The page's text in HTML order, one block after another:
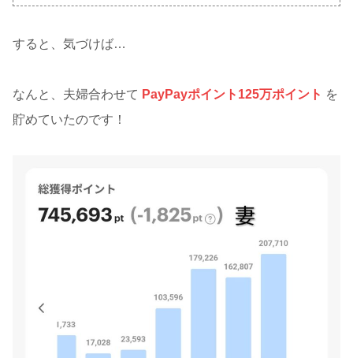
すると、気づけば…
なんと、夫婦合わせて PayPayポイント125万ポイント を
貯めていたのです！